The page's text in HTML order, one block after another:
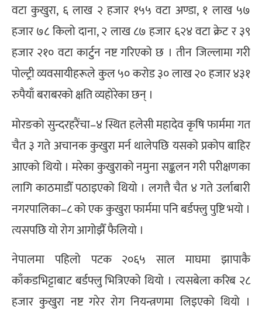
वटा कुखुरा, ६ लाख २ हजार १५५ वटा अण्डा, १ लाख ५७
हजार ७८ किलो दाना, २ लाख ८७ हजार ६२४ वटा क्रेट र ३९
हजार २१० वटा कार्टुन नष्ट गरिएको छ । तीन जिल्लामा गरी
पोल्ट्री व्यवसायीहरूले कुल ५० करोड ३० लाख २० हजार ४३१
रुपैयाँ बराबरको क्षति व्यहोरेका छन् ।
मोरङको सुन्दरहरैंचा–४ स्थित हलेसी महादेव कृषि फार्ममा गत
चैत ३ गते अचानक कुखुरा मर्न थालेपछि यसको प्रकोप बाहिर
आएको थियो । मरेका कुखुराको नमुना सङ्कलन गरी परीक्षणका
लागि काठमाडौँ पठाइएको थियो । लगत्तै चैत ४ गते उर्लाबारी
नगरपालिका–८ को एक कुखुरा फार्ममा पनि बर्डफ्लु पुष्टि भयो ।
त्यसपछि यो रोग आगोझैँ फैलियो ।
नेपालमा पहिलो पटक २०६५ साल माघमा झापाकै
काँकडभिट्टाबाट बर्डफ्लु भित्रिएको थियो । त्यसबेला करिब २८
हजार कुखुरा नष्ट गरेर रोग नियन्त्रणमा लिइएको थियो ।